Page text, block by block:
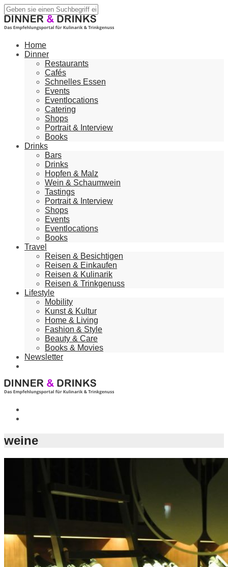
Home
Dinner
Restaurants
Cafés
Schnelles Essen
Events
Eventlocations
Catering
Shops
Portrait & Interview
Books
Drinks
Bars
Drinks
Hopfen & Malz
Wein & Schaumwein
Tastings
Portrait & Interview
Shops
Events
Eventlocations
Books
Travel
Reisen & Besichtigen
Reisen & Einkaufen
Reisen & Kulinarik
Reisen & Trinkgenuss
Lifestyle
Mobility
Kunst & Kultur
Home & Living
Fashion & Style
Beauty & Care
Books & Movies
Newsletter
weine